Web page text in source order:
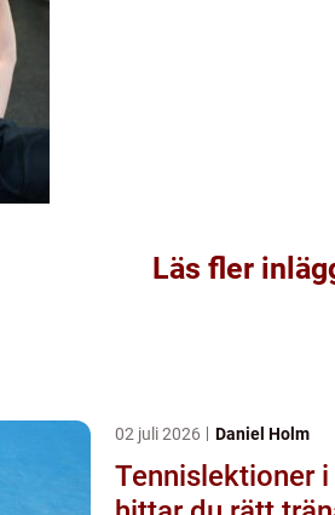
Läs fler
02 juli 2026 Daniel Holm
Tennislektioner i